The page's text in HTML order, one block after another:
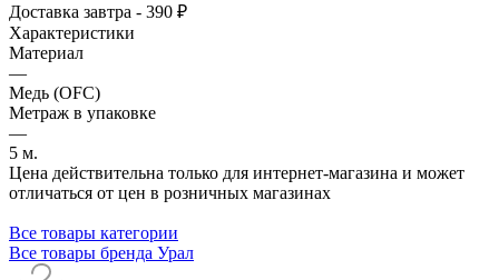
Доставка завтра - 390 ₽
Характеристики
Материал
—
Медь (OFC)
Метраж в упаковке
—
5 м.
Цена действительна только для интернет-магазина и может
отличаться от цен в розничных магазинах
Все товары категории
Все товары бренда Урал